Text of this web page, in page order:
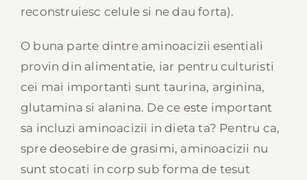
reconstruiesc celule si ne dau forta).
O buna parte dintre aminoacizii esentiali
provin din alimentatie, iar pentru culturisti
cei mai importanti sunt taurina, arginina,
glutamina si alanina. De ce este important
sa incluzi aminoacizii in dieta ta? Pentru ca,
spre deosebire de grasimi, aminoacizii nu
sunt stocati in corp sub forma de tesut